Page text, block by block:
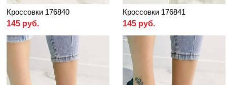
Кроссовки 176840
145 руб.
Кроссовки 176841
145 руб.